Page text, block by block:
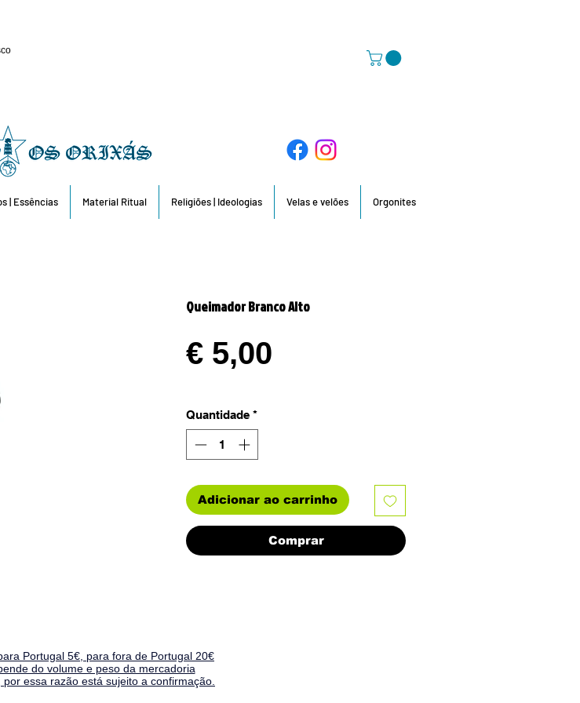
| Essências Material Ritual Religiões | Ideologias Velas e velões Orgonites
Queimador Branco Alto
€ 5,00
Quantidade *
Adicionar ao carrinho
Comprar
Portugal 5€, para fora de Portugal 20€
do volume e peso da mercadoria
essa razão está sujeito a confirmação.